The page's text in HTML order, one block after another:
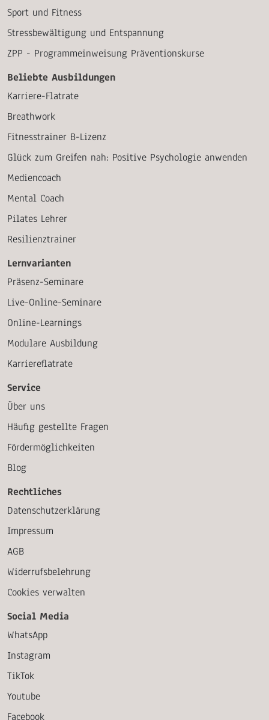
Sport und Fitness
Stressbewältigung und Entspannung
ZPP - Programmeinweisung Präventionskurse
Beliebte Ausbildungen
Karriere-Flatrate
Breathwork
Fitnesstrainer B-Lizenz
Glück zum Greifen nah: Positive Psychologie anwenden
Mediencoach
Mental Coach
Pilates Lehrer
Resilienztrainer
Lernvarianten
Präsenz-Seminare
Live-Online-Seminare
Online-Learnings
Modulare Ausbildung
Karriereflatrate
Service
Über uns
Häufig gestellte Fragen
Fördermöglichkeiten
Blog
Rechtliches
Datenschutzerklärung
Impressum
AGB
Widerrufsbelehrung
Cookies verwalten
Social Media
WhatsApp
Instagram
TikTok
Youtube
Facebook